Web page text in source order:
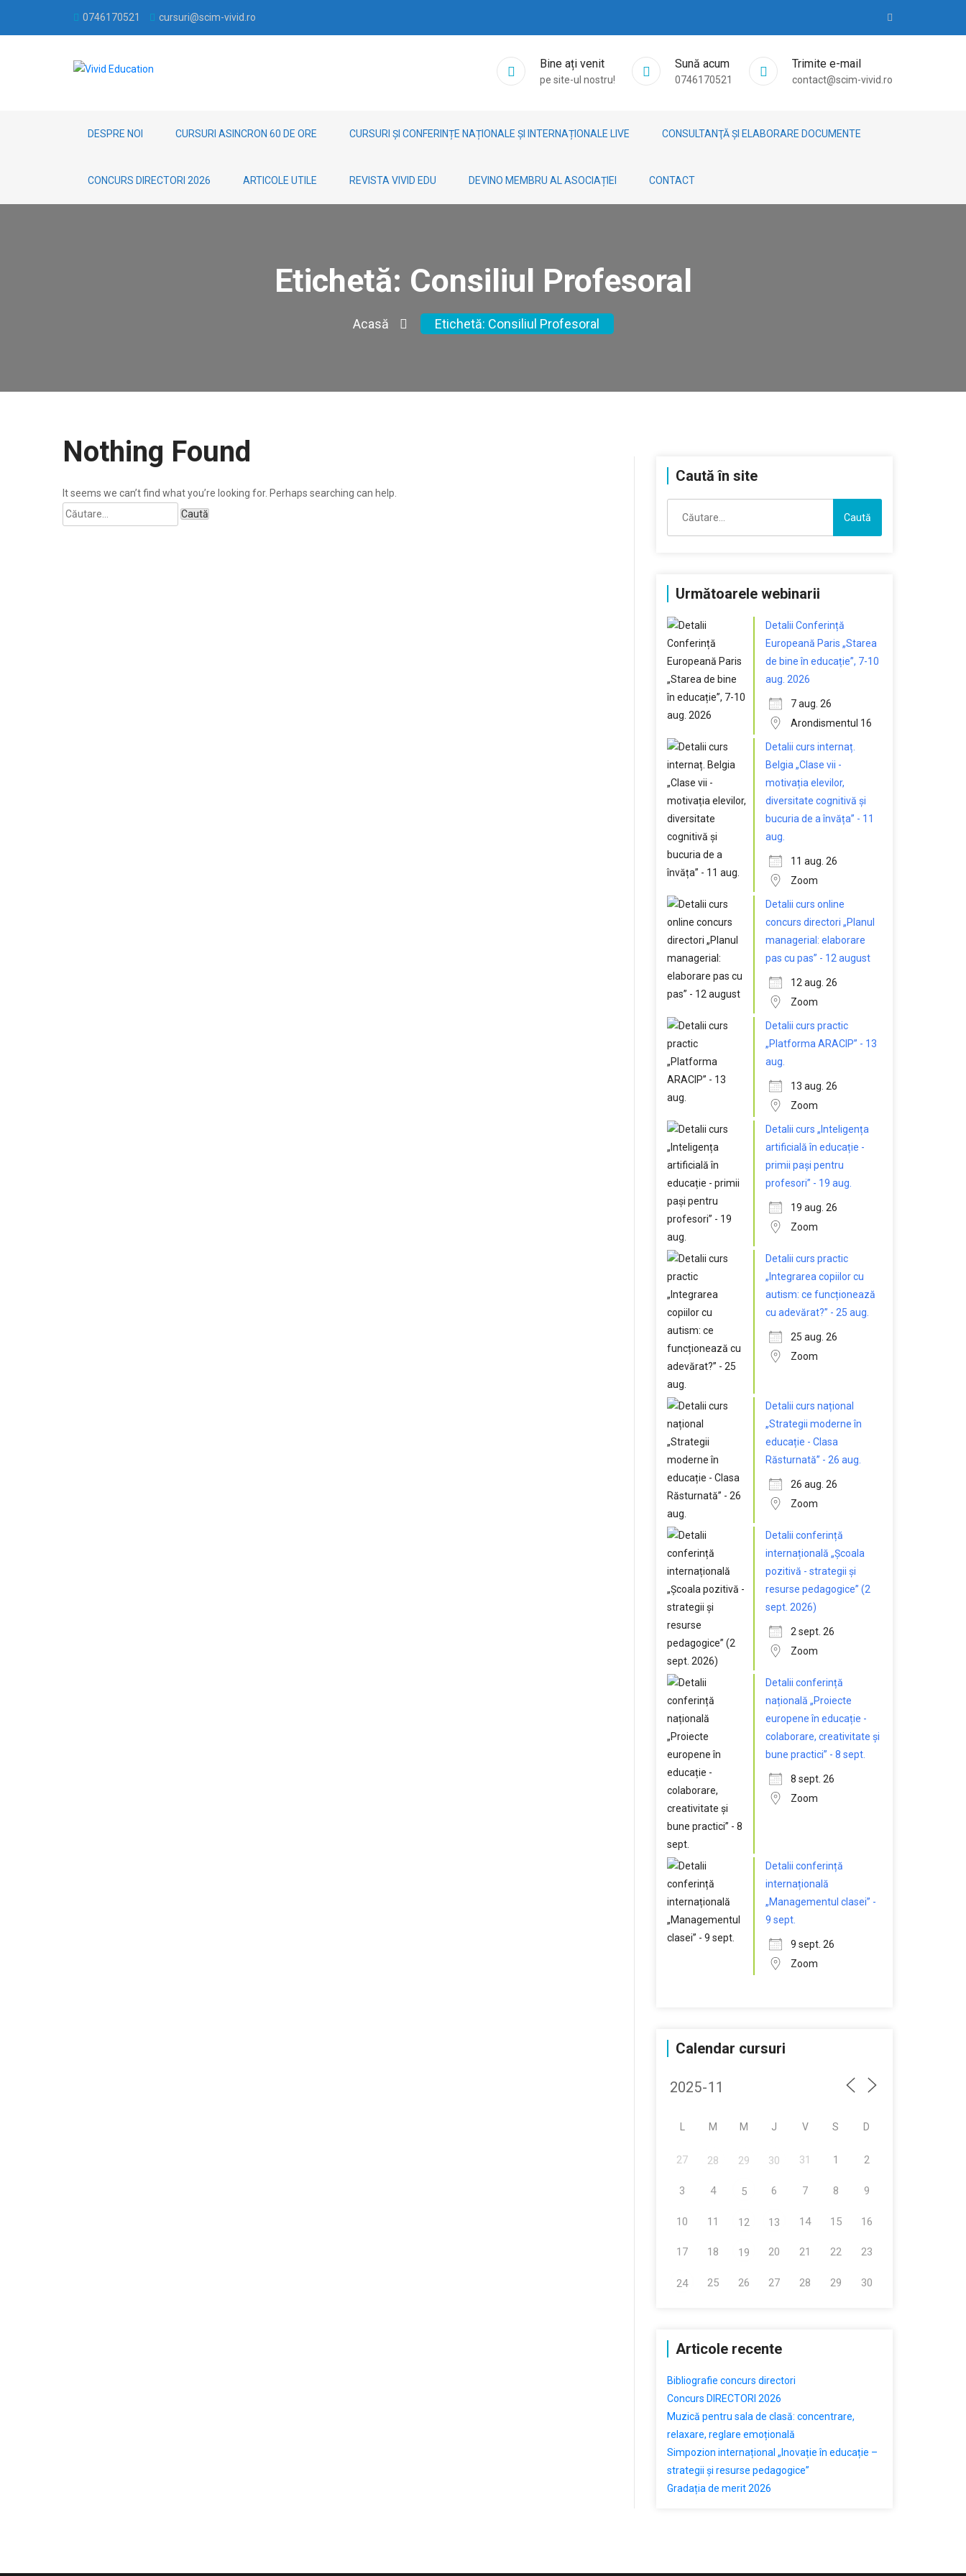
0746170521 cursuri@scim-vivid.ro
Bine ați venit
pe site-ul nostru!
Sună acum
0746170521
Trimite e-mail
contact@scim-vivid.ro
DESPRE NOI CURSURI ASINCRON 60 DE ORE CURSURI ȘI CONFERINȚE NAȚIONALE ȘI INTERNAȚIONALE LIVE CONSULTANŢĂ ȘI ELABORARE DOCUMENTE
CONCURS DIRECTORI 2026 ARTICOLE UTILE REVISTA VIVID EDU DEVINO MEMBRU AL ASOCIAȚIEI CONTACT
Etichetă: Consiliul Profesoral
Acasă Etichetă: Consiliul Profesoral
Nothing Found
It seems we can’t find what you’re looking for. Perhaps searching can help.
Caută
după:
Caută în site
după:
Următoarele webinarii
Detalii Conferință
Europeană Paris „Starea
de bine în educație”, 7-10
aug. 2026
7 aug. 26
Arondismentul 16
Detalii curs internaț.
Belgia „Clase vii -
motivația elevilor,
diversitate cognitivă și
bucuria de a învăța” - 11
aug.
11 aug. 26
Zoom
Detalii curs online
concurs directori „Planul
managerial: elaborare
pas cu pas” - 12 august
12 aug. 26
Zoom
Detalii curs practic
„Platforma ARACIP” - 13
aug.
13 aug. 26
Zoom
Detalii curs „Inteligența
artificială în educație -
primii pași pentru
profesori” - 19 aug.
19 aug. 26
Zoom
Detalii curs practic
„Integrarea copiilor cu
autism: ce funcționează
cu adevărat?” - 25 aug.
25 aug. 26
Zoom
Detalii curs național
„Strategii moderne în
educație - Clasa
Răsturnată” - 26 aug.
26 aug. 26
Zoom
Detalii conferință
internațională „Școala
pozitivă - strategii și
resurse pedagogice” (2
sept. 2026)
2 sept. 26
Zoom
Detalii conferință
națională „Proiecte
europene în educație -
colaborare, creativitate și
bune practici” - 8 sept.
8 sept. 26
Zoom
Detalii conferință
internațională
„Managementul clasei” -
9 sept.
9 sept. 26
Zoom
Calendar cursuri
M M J V S D
27 28 29 30 31 1 2
3 4 5 6 7 8 9
10 11 12 13 14 15 16
17 18 19 20 21 22 23
24 25 26 27 28 29 30
Articole recente
Bibliografie concurs directori
Concurs DIRECTORI 2026
Muzică pentru sala de clasă: concentrare,
relaxare, reglare emoțională
Simpozion internațional „Inovație în educație –
strategii și resurse pedagogice”
Gradația de merit 2026